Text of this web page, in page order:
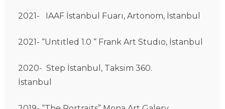
2021- IAAF İstanbul Fuarı, Artonom, İstanbul
2021- “Untıtled 1.0 “ Frank Art Studıo, İstanbul
2020- Step İstanbul, Taksim 360.
İstanbul